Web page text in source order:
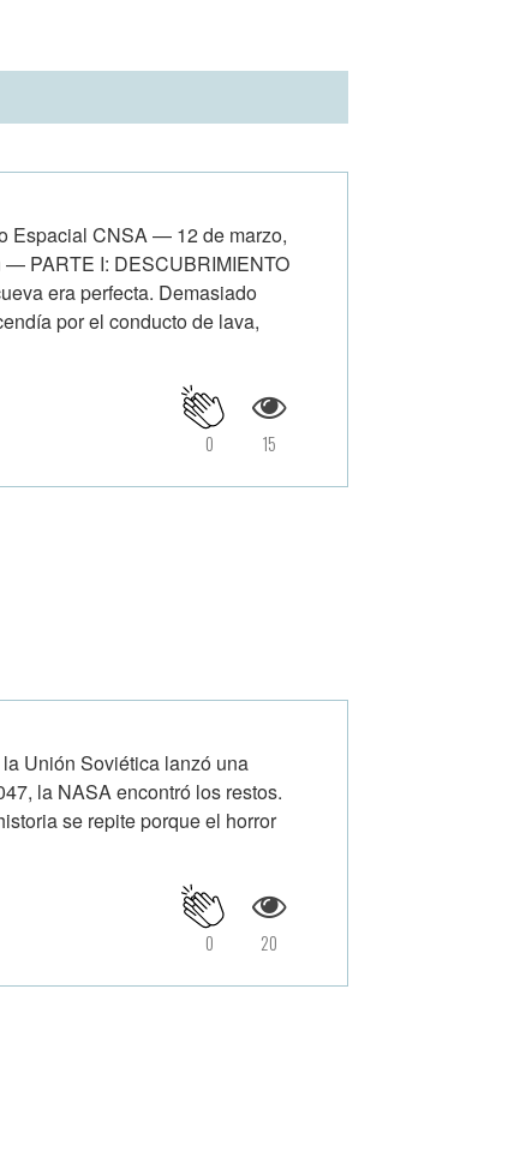
Espacial CNSA — 12 de marzo,
PARTE I: DESCUBRIMIENTO
era perfecta. Demasiado
por el conducto de lava,
15
0
Unión Soviética lanzó una
la NASA encontró los restos.
se repite porque el horror
20
0